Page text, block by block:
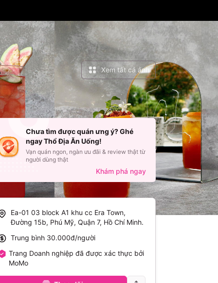
Xem tất cả ảnh
Ea-01 03 block A1 khu cc Era Town,
Đường 15b, Phú Mỹ, Quận 7, Hồ Chí Minh.
Trung bình 30.000đ/người
Trang Doanh nghiệp đã được xác thực bởi
MoMo
Chưa tìm được quán ưng ý? Ghé
ngay Thổ Địa Ăn Uống!
Vạn quán ngon, ngàn ưu đãi & review thật từ
người dùng thật
Khám phá ngay